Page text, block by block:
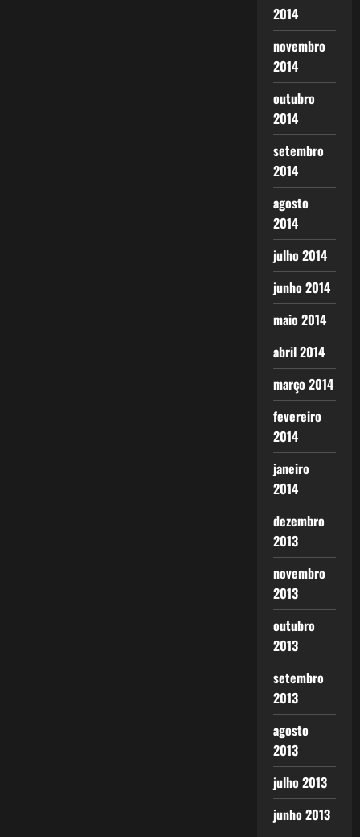
2014
novembro
2014
outubro
2014
setembro
2014
agosto
2014
julho 2014
junho 2014
maio 2014
abril 2014
março 2014
fevereiro
2014
janeiro
2014
dezembro
2013
novembro
2013
outubro
2013
setembro
2013
agosto
2013
julho 2013
junho 2013